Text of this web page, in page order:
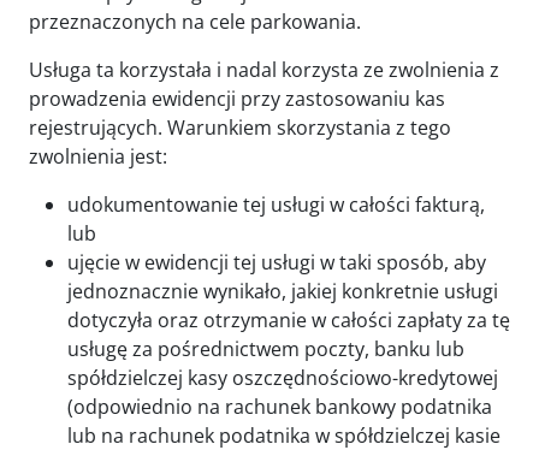
przeznaczonych na cele parkowania.
Usługa ta korzystała i nadal korzysta ze zwolnienia z
prowadzenia ewidencji przy zastosowaniu kas
rejestrujących. Warunkiem skorzystania z tego
zwolnienia jest:
udokumentowanie tej usługi w całości fakturą,
lub
ujęcie w ewidencji tej usługi w taki sposób, aby
jednoznacznie wynikało, jakiej konkretnie usługi
dotyczyła oraz otrzymanie w całości zapłaty za tę
usługę za pośrednictwem poczty, banku lub
spółdzielczej kasy oszczędnościowo-kredytowej
(odpowiednio na rachunek bankowy podatnika
lub na rachunek podatnika w spółdzielczej kasie